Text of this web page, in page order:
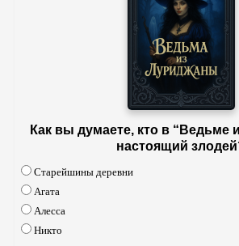
Как вы думаете, кто в “Ведьме
настоящий
Старейшины деревни
Агата
Алесса
Никто